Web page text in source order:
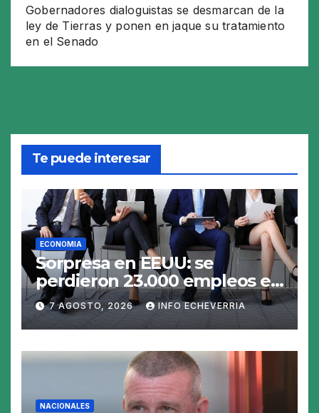
Gobernadores dialoguistas se desmarcan de la
ley de Tierras y ponen en jaque su tratamiento
en el Senado
Te puede interesar
ECONOMIA
Sorpresa en EEUU: se
perdieron 23.000 empleos en
julio y el mercado recalcula
las perspectivas para las
tasas
7 AGOSTO, 2026 INFO ECHEVERRIA
NACIONALES